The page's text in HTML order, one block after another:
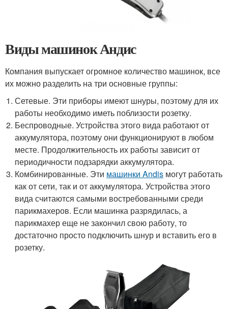
Виды машинок Андис
Компания выпускает огромное количество машинок, все
их можно разделить на три основные группы:
Сетевые. Эти приборы имеют шнуры, поэтому для их
работы необходимо иметь поблизости розетку.
Беспроводные. Устройства этого вида работают от
аккумулятора, поэтому они функционируют в любом
месте. Продолжительность их работы зависит от
периодичности подзарядки аккумулятора.
Комбинированные. Эти машинки Andis могут работать
как от сети, так и от аккумулятора. Устройства этого
вида считаются самыми востребованными среди
парикмахеров. Если машинка разрядилась, а
парикмахер еще не закончил свою работу, то
достаточно просто подключить шнур и вставить его в
розетку.